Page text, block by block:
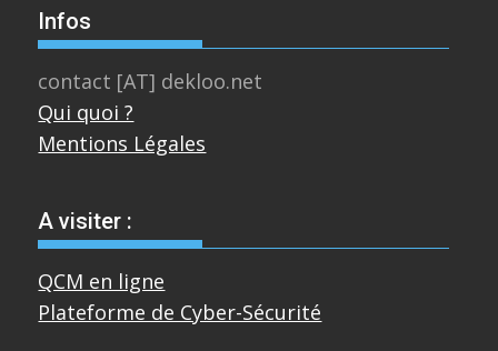
Infos
contact [AT] dekloo.net
Qui quoi ?
Mentions Légales
A visiter :
QCM en ligne
Plateforme de Cyber-Sécurité